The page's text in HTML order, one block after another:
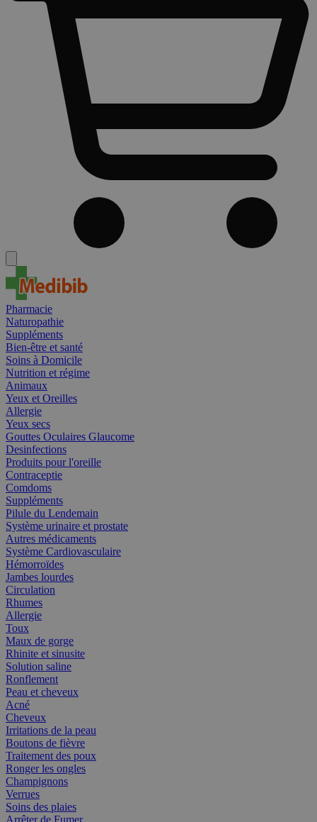
Pharmacie
Naturopathie
Suppléments
Bien-être et santé
Soins à Domicile
Nutrition et régime
Animaux
Yeux et Oreilles
Allergie
Yeux secs
Gouttes Oculaires Glaucome
Desinfections
Produits pour l'oreille
Contraceptie
Comdoms
Suppléments
Pilule du Lendemain
Système urinaire et prostate
Autres médicaments
Système Cardiovasculaire
Hémorroïdes
Jambes lourdes
Circulation
Rhumes
Allergie
Toux
Maux de gorge
Rhinite et sinusite
Solution saline
Ronflement
Peau et cheveux
Acné
Cheveux
Irritations de la peau
Boutons de fièvre
Traitement des poux
Ronger les ongles
Champignons
Verrues
Soins des plaies